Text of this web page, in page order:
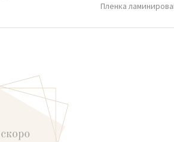
Пленка